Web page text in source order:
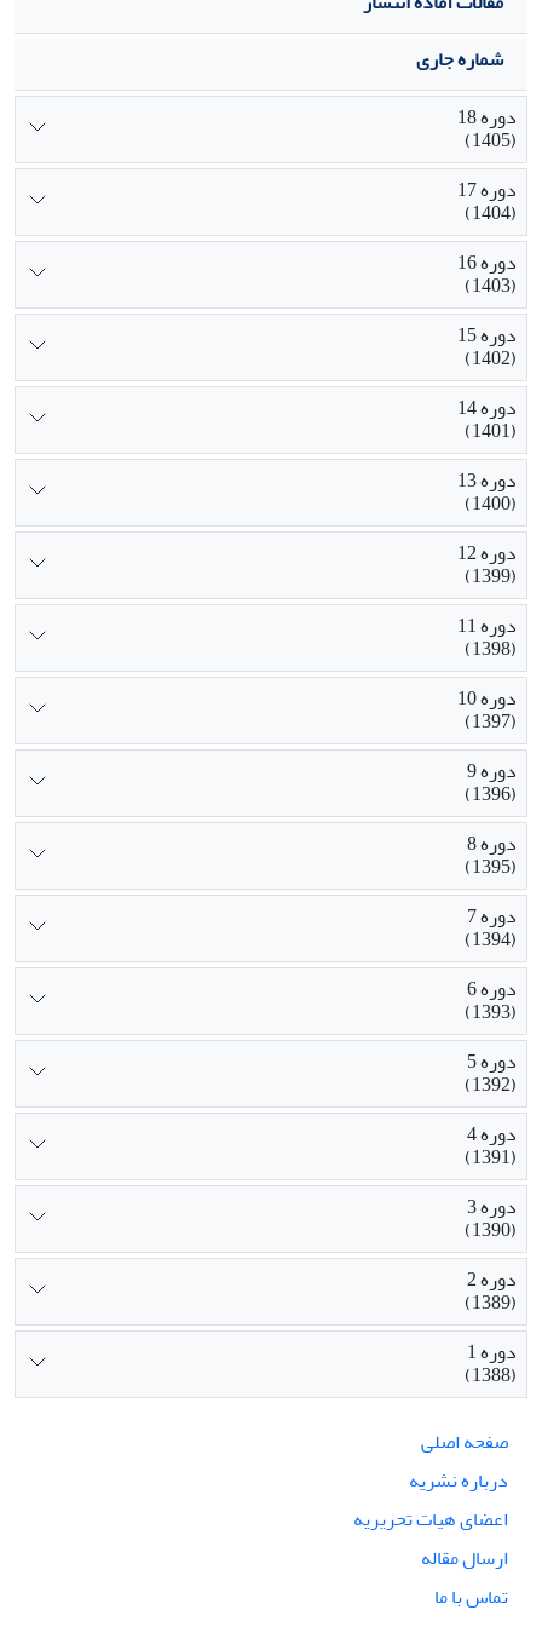
شماره جاری
دوره 18
(1405)
دوره 17
(1404)
دوره 16
(1403)
دوره 15
(1402)
دوره 14
(1401)
دوره 13
(1400)
دوره 12
(1399)
دوره 11
(1398)
دوره 10
(1397)
دوره 9
(1396)
دوره 8
(1395)
دوره 7
(1394)
دوره 6
(1393)
دوره 5
(1392)
دوره 4
(1391)
دوره 3
(1390)
دوره 2
(1389)
دوره 1
(1388)
صفحه اصلی
درباره نشریه
اعضای هیات تحریریه
ارسال مقاله
تماس با ما